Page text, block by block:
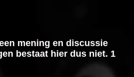
mening en discussie
bestaat hier dus niet. 1